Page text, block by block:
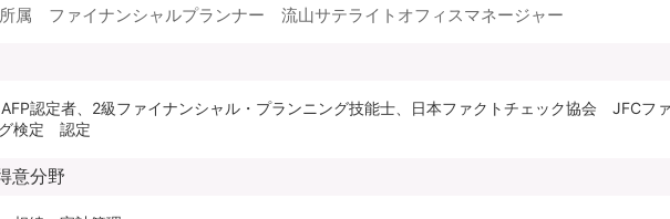
所属 ファイナンシャルプランナー 流山サテライトオフィスマネージャー
認定者、2級ファイナンシャル・プランニング技能士、日本ファクトチェック協会 JFCフ
検定 認定
意分野